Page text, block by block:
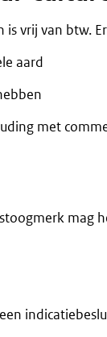
vrij van btw.
aard
met
mag